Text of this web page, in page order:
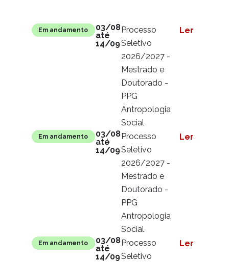
Em andamento
03/08
até
14/09
Processo
Seletivo
2026/2027 -
Mestrado e
Doutorado -
PPG
Antropologia
Social
Ler mais
Em andamento
03/08
até
14/09
Processo
Seletivo
2026/2027 -
Mestrado e
Doutorado -
PPG
Antropologia
Social
Ler mais
Em andamento
03/08
até
14/09
Processo
Seletivo
Ler mais